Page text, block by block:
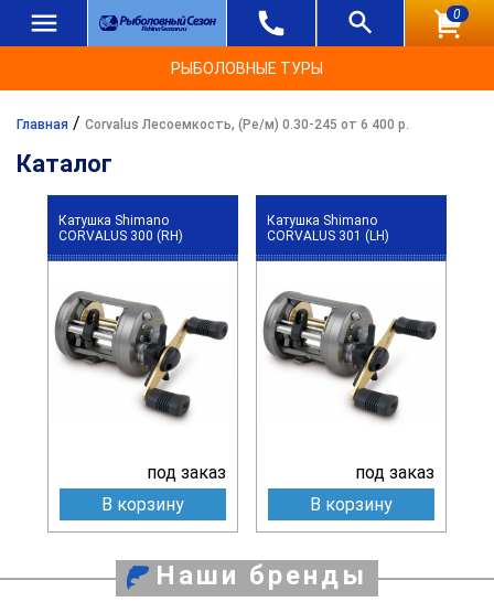
0
РЫБОЛОВНЫЕ ТУРЫ
Главная / Corvalus Лесоемкость, (Ре/м) 0.30-245 от 6 400 р.
Каталог
Катушка Shimano
CORVALUS 300 (RH)
под заказ
В корзину
Катушка Shimano
CORVALUS 301 (LH)
под заказ
В корзину
Наши бренды